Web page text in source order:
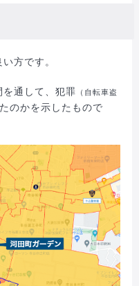
方です。
通して、犯罪 （自転車盗
のかを示したもので